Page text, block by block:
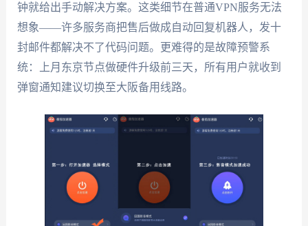
钟就给出手动解决方案。这类细节在普通VPN服务无法
想象——许多服务商把售后做成自动回复机器人，发十
封邮件都解决不了代码问题。更难得的是故障预警系
统：上月东京节点做硬件升级前三天，所有用户就收到
弹窗通知建议切换至大阪备用线路。